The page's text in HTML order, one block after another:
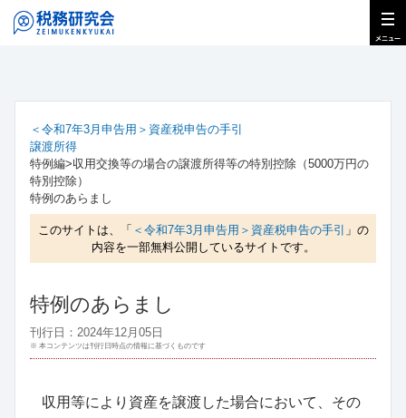
＜令和7年3月申告用＞資産税申告の手引
譲渡所得
特例編>収用交換等の場合の譲渡所得等の特別控除（5000万円の
特別控除）
特例のあらまし
このサイトは、「 ＜令和7年3月申告用＞資産税申告の手引
」の
内容を一部無料公開しているサイトです。
特例のあらまし
刊行日：2024年12月05日
※ 本コンテンツは刊行日時点の情報に基づくものです
収用等により資産を譲渡した場合において、その